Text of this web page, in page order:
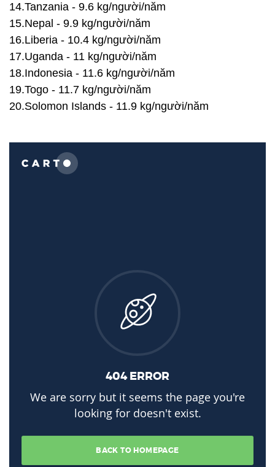
14.Tanzania - 9.6 kg/người/năm
15.Nepal - 9.9 kg/người/năm
16.Liberia - 10.4 kg/người/năm
17.Uganda - 11 kg/người/năm
18.Indonesia - 11.6 kg/người/năm
19.Togo - 11.7 kg/người/năm
20.Solomon Islands - 11.9 kg/người/năm